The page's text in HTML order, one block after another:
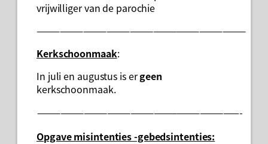
vrijwilliger van de parochie
———————————————————————————
Kerkschoonmaak:
In juli en augustus is ergeen
kerkschoonmaak.
——————————————————————————-
Opgave misintenties -gebedsintenties: